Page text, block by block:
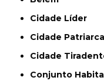
Cidade Líder
Cidade Patriarca
Cidade
Conjunto